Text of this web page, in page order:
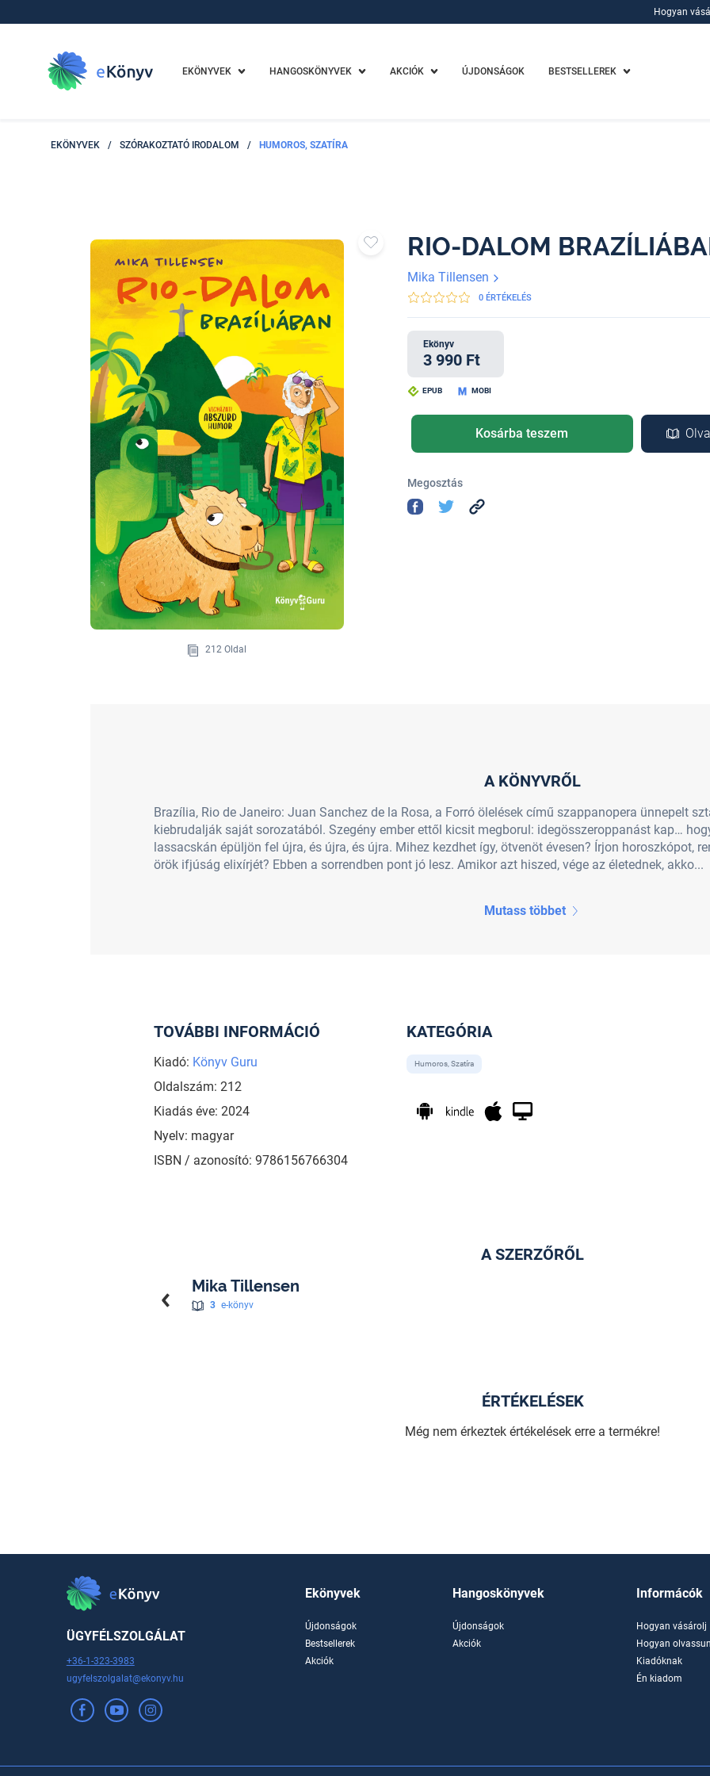
Hogyan
EKÖNYVEK HANGOSKÖNYVEK AKCIÓK ÚJDONSÁGOK BESTSELLEREK
EKÖNYVEK / SZÓRAKOZTATÓ IRODALOM / HUMOROS, SZATÍRA
212 Oldal
RIO-DALOM
Mika Tillensen
0 ÉRTÉKELÉS
Ekönyv
3 990 Ft
EPUB MOBI
Kosárba teszem
Megosztás
A KÖNYVRŐL
Brazília, Rio de Janeiro: Juan Sanchez de la Rosa, a Forró ölelések című szappanopera ünnepelt
kiebrudalják saját sorozatából. Szegény ember ettől kicsit megborul: idegösszeroppanást kap…
lassacskán épüljön fel újra, és újra, és újra. Mihez kezdhet így, ötvenöt évesen? Írjon horoszkópot,
örök ifjúság elixírjét? Ebben a sorrendben pont jó lesz. Amikor azt hiszed, vége az életednek, akko...
Mutass többet
TOVÁBBI INFORMÁCIÓ
Kiadó: Könyv Guru
Oldalszám: 212
Kiadás éve: 2024
Nyelv: magyar
ISBN / azonosító: 9786156766304
KATEGÓRIA
Humoros, Szatíra
A SZERZŐRŐL
Mika Tillensen
3 e-könyv
ÉRTÉKELÉSEK
Még nem érkeztek értékelések erre a termékre!
ÜGYFÉLSZOLGÁLAT
+36-1-323-3983
ugyfelszolgalat@ekonyv.hu
Ekönyvek
Újdonságok
Bestsellerek
Akciók
Hangoskönyvek
Újdonságok
Akciók
Informácók
Hogyan vásárolj
Hogyan
Kiadóknak
Én kiadom